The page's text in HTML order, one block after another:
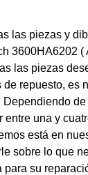
las piezas y
3600HA6202 (
las piezas
de repuesto, es
Dependiendo
entre una y
está en
sobre lo que
su